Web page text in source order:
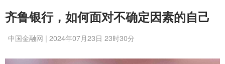
齐鲁银行，如何面对不确定因素的自己
中国金融网 | 2024年07月23日 23时30分